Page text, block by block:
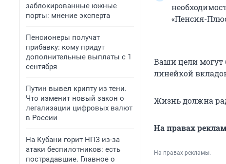
заблокированные южные
порты: мнение эксперта
Пенсионеры получат
прибавку: кому придут
дополнительные выплаты с 1
сентября
Путин вывел крипту из тени.
Что изменит новый закон о
легализации цифровых валют
в России
На Кубани горит НПЗ из-за
атаки беспилотников: есть
пострадавшие. Главное о
«Пенсия-
Ваши цели могут
линейкой
Жизнь должна
На правах
На правах рекламы.